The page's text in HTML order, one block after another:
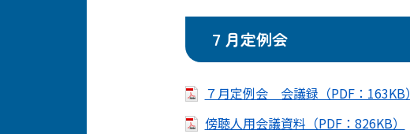
７月定例会
７月定例会 会議録（PDF：163KB）
傍聴人用会議資料（PDF：826KB）